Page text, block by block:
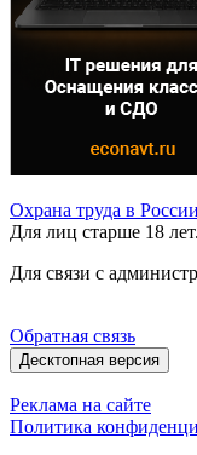
Охрана труда в России
Для лиц старше 18 лет.
Для связи с
Обратная связь
Десктопная версия
Реклама на сайте
Политика